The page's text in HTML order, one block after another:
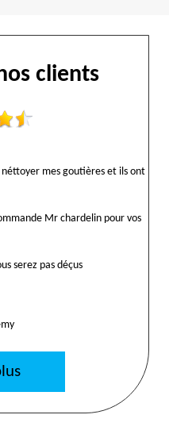
clients
mes goutières et ils ont
Mr chardelin pour vos
serez pas déçus